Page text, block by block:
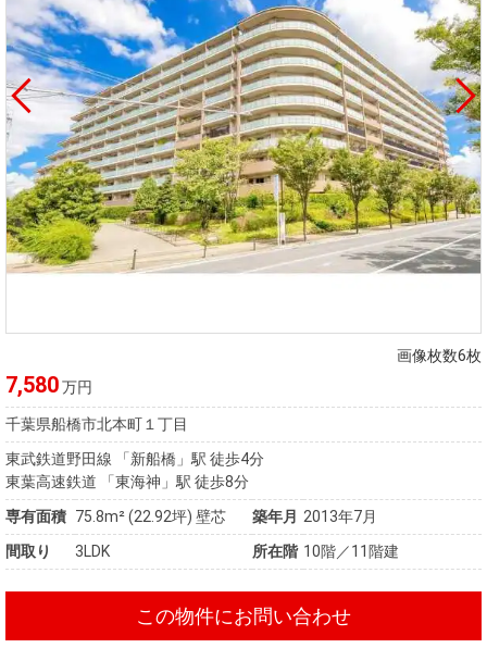
画像枚数6枚
7,580万円
千葉県船橋市北本町１丁目
東武鉄道野田線 「新船橋」駅 徒歩4分
東葉高速鉄道 「東海神」駅 徒歩8分
専有面積 75.8m²(22.92坪) 壁芯 築年月 2013年7月
間取り
3LDK 所在階 10階／11階建
この物件にお問い合わせ